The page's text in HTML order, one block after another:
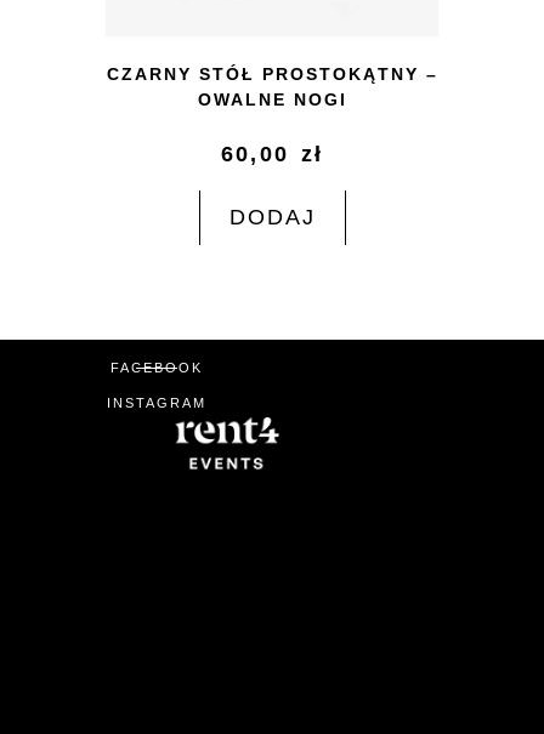
CZARNY STÓŁ PROSTOKĄTNY –
OWALNE NOGI
60,00 zł
DODAJ
FACEBOOK
INSTAGRAM